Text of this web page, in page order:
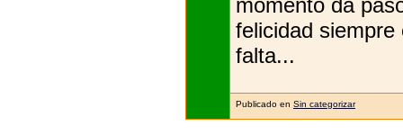
felicidad
falta...
Publicado en Sin categorizar